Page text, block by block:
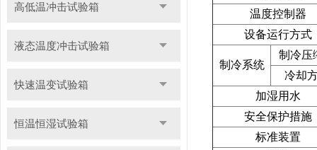
高低温冲击试验箱
液态温度冲击试验箱
快速温变试验箱
恒温恒湿试验箱
温度控制器
设备运行方式
制冷系统
制冷压
冷却
加湿用水
安全保护措施
标准装置